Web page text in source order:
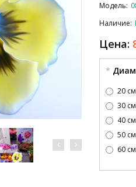
Модель:
Наличие:
Цена:
20
30
40
50
60